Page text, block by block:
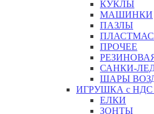
КУКЛЫ
МАШИНКИ
ПАЗЛЫ
ПРОЧЕЕ
САНКИ-
ШАРЫ
ИГРУШКА с НДС
ЕЛКИ
ЗОНТЫ